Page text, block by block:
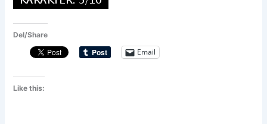
Del/Share
Email
Like this: